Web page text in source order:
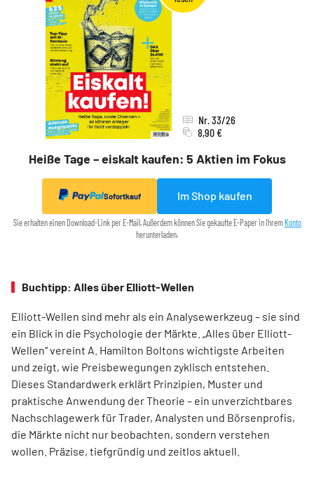
Heiße Tage – eiskalt kaufen: 5 Aktien im Fokus
Nr. 33/26
8,90 €
Sofortkauf Im Shop kaufen
Sie erhalten einen Download-Link per E-Mail. Außerdem können Sie gekaufte E-Paper in IhremKonto
herunterladen.
Buchtipp: Alles über Elliott-Wellen
Elliott-Wellen sind mehr als ein Analysewerkzeug – sie sind
ein Blick in die Psychologie der Märkte. „Alles über Elliott-
Wellen“ vereint A. Hamilton Boltons wichtigste Arbeiten
und zeigt, wie Preisbewegungen zyklisch entstehen.
Dieses Standardwerk erklärt Prinzipien, Muster und
praktische Anwendung der Theorie – ein unverzichtbares
Nachschlagewerk für Trader, Analysten und Börsenprofis,
die Märkte nicht nur beobachten, sondern verstehen
wollen. Präzise, tiefgründig und zeitlos aktuell.